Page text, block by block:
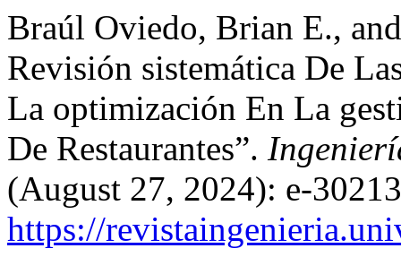
Braúl Oviedo, Brian E.,
Revisión sistemática De
La optimización En La
De Restaurantes”.
(August 27, 2024): e-
https://